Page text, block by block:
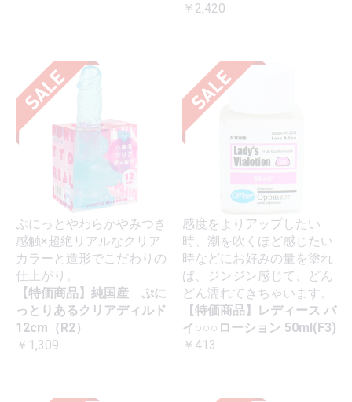
￥2,420
ぷにっとやわらかやみつき
感触×超絶リアルなクリア
カラーと造形でこだわりの
仕上がり。
【特価商品】純国産 ぷに
っとりあるクリアディルド
12cm（R2）
￥1,309
感度をよりアップしたい
時、潮を吹くほど感じたい
時などにお好みの量を塗れ
ば、ジンジン感じて、どん
どん濡れてきちゃいます。
【特価商品】レディース バ
イ○○○ローション 50ml(F3)
￥413